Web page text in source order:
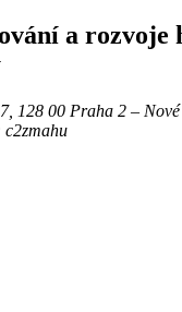
a rozvoje
128 00 Praha 2 ‒